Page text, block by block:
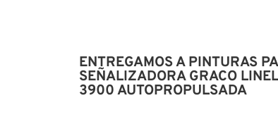
ENTREGAMOS A PINTURAS
SEÑALIZADORA GRACO
3900 AUTOPROPULSADA